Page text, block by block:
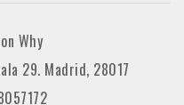
Why
29. Madrid, 28017